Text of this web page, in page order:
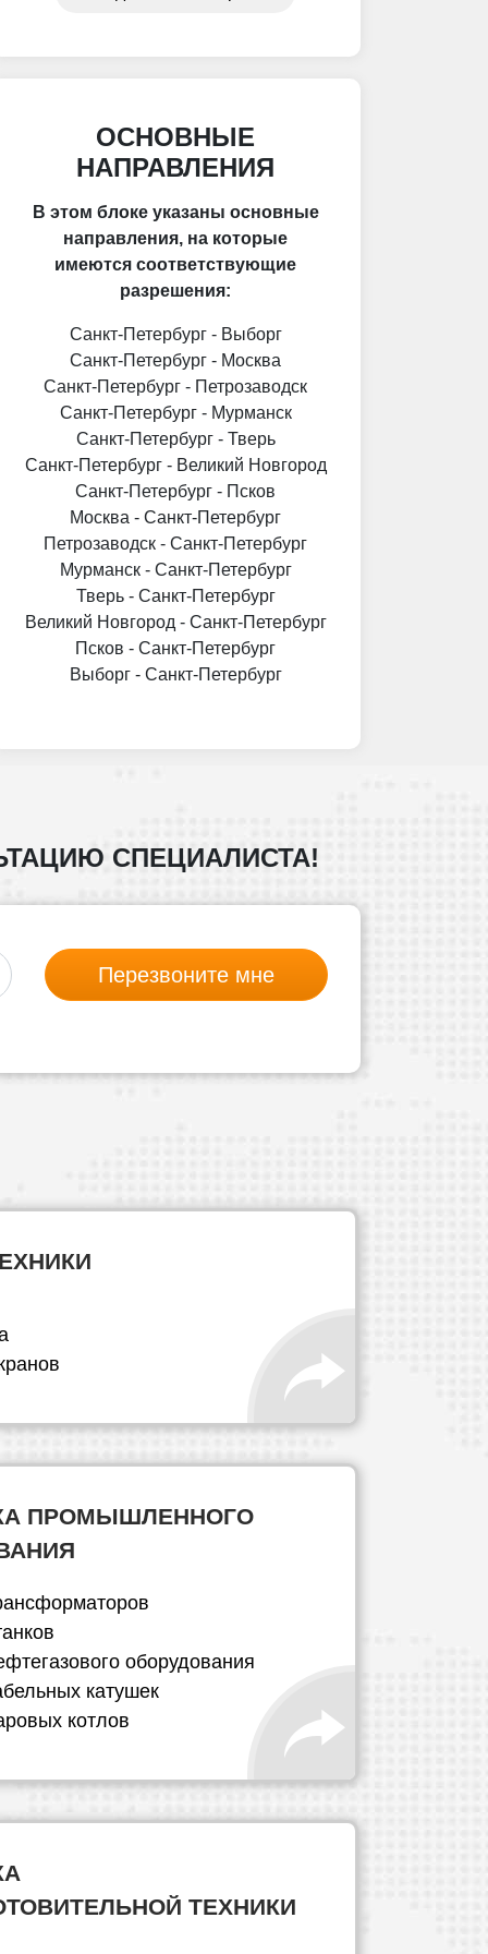
груза несет экспедитор.
ОСНОВНЫЕ
НАПРАВЛЕНИЯ
В этом блоке указаны основные
направления, на которые
имеются соответствующие
разрешения:
Санкт-Петербург - Выборг
Санкт-Петербург - Москва
Санкт-Петербург - Петрозаводск
Санкт-Петербург - Мурманск
Санкт-Петербург - Тверь
Санкт-Петербург - Великий Новгород
Санкт-Петербург - Псков
Москва - Санкт-Петербург
Петрозаводск - Санкт-Петербург
Мурманск - Санкт-Петербург
Тверь - Санкт-Петербург
Великий Новгород - Санкт-Петербург
Псков - Санкт-Петербург
Выборг - Санкт-Петербург
СПЕЦИАЛИСТА!
Перезвоните мне
ПРОМЫШЛЕННОГО
оборудования
катушек
котлов
ТЕХНИКИ